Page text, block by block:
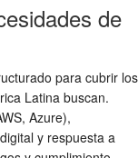
de
para cubrir los
Latina buscan.
Azure),
y respuesta a